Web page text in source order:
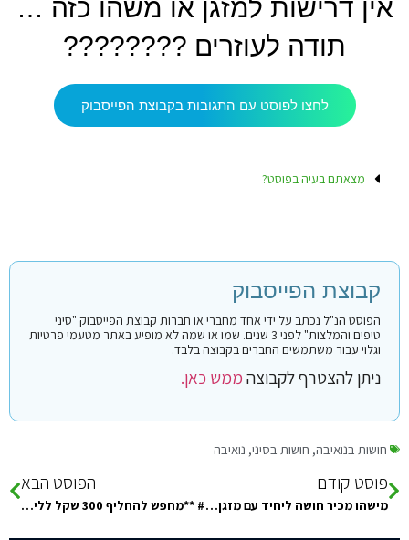
אין דרישות למזגן או משהו כזה …
תודה לעוזרים ????????
לחצו לפוסט עם התגובות בקבוצת הפייסבוק
מצאתם בעיה בפוסט?
קבוצת הפייסבוק
הפוסט הנ"ל נכתב על ידי אחד מחברי או חברות קבוצת הפייסבוק "סיני
טיפים והמלצות" לפני 3 שנים. שמו או שמה לא מופיע באתר מטעמי פרטיות
וגלוי עבור משתמשים החברים בקבוצה בלבד.
ניתן להצטרף לקבוצהממש כאן.
חושות בנואיבה, חושות בסיני, נואיבה
פוסט קודם
מישהו מכיר חושה ליחיד עם מזגן בראס שטן?
הפוסט הבא
# **מחפש להחליף 300 שקל ללירות מצריות עד מחר בבוקר, בגבעתיים/ר"ג. מי מוכר/ת?**